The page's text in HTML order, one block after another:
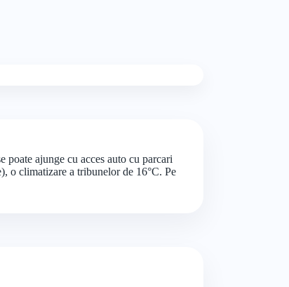
ajunge cu acces auto cu parcari
o climatizare a tribunelor de 16°C. Pe